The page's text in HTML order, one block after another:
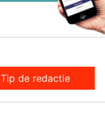
Tip de redactie